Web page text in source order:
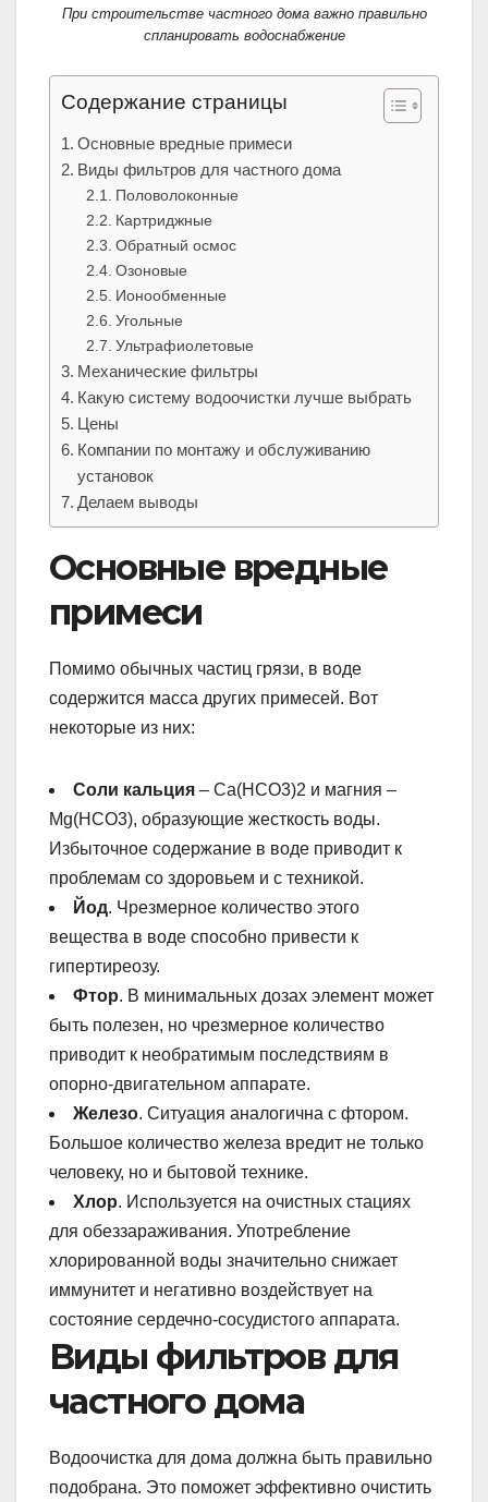
При строительстве частного дома важно правильно
спланировать водоснабжение
Содержание страницы
Основные вредные примеси
Виды фильтров для частного дома
Половолоконные
Картриджные
Обратный осмос
Озоновые
Ионообменные
Угольные
Ультрафиолетовые
Механические фильтры
Какую систему водоочистки лучше выбрать
Цены
Компании по монтажу и обслуживанию
установок
Делаем выводы
Основные вредные
примеси
Помимо обычных частиц грязи, в воде
содержится масса других примесей. Вот
некоторые из них:
Соли кальция – Ca(HCO3)2 и магния –
Mg(HCO3), образующие жесткость воды.
Избыточное содержание в воде приводит к
проблемам со здоровьем и с техникой.
Йод. Чрезмерное количество этого
вещества в воде способно привести к
гипертиреозу.
Фтор. В минимальных дозах элемент может
быть полезен, но чрезмерное количество
приводит к необратимым последствиям в
опорно-двигательном аппарате.
Железо. Ситуация аналогична с фтором.
Большое количество железа вредит не только
человеку, но и бытовой технике.
Хлор. Используется на очистных стациях
для обеззараживания. Употребление
хлорированной воды значительно снижает
иммунитет и негативно воздействует на
состояние сердечно-сосудистого аппарата.
Виды фильтров для
частного дома
Водоочистка для дома должна быть правильно
подобрана. Это поможет эффективно очистить